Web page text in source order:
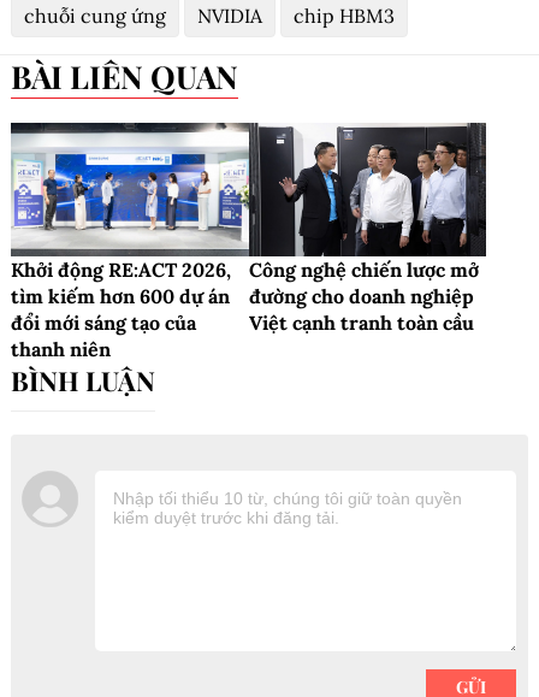
chuỗi cung ứng NVIDIA chip HBM3
BÀI LIÊN QUAN
Khởi động RE:ACT 2026,
tìm kiếm hơn 600 dự án
đổi mới sáng tạo của
thanh niên
Công nghệ chiến lược mở
đường cho doanh nghiệp
Việt cạnh tranh toàn cầu